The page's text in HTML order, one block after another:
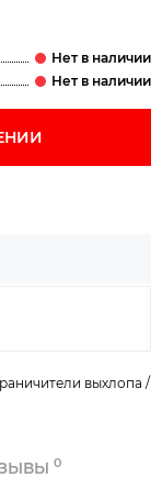
выхлопа /
0